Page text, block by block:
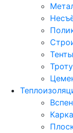
Тенты